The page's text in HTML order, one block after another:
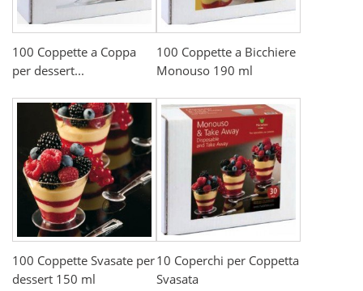
100 Coppette a Coppa
per dessert...
100 Coppette a Bicchiere
Monouso 190 ml
100 Coppette Svasate per
dessert 150 ml
10 Coperchi per Coppetta
Svasata